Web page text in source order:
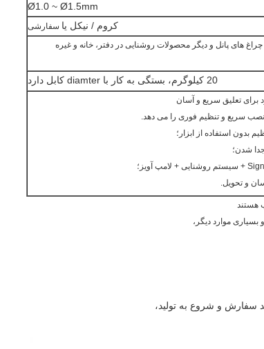
Ø1.0 ~ Ø1.5mm
کروم / نیکل یا سفارشی
برای تعویض سریع و آسان LED چراغ های پانل و دیگر محصولات روشنایی در دفتر، خانه و غیره
20 کیلوگرم، بستگی به کار با diamter کابل دارد
نصب سریع و تنظیم فوری را می دهد.
هستند